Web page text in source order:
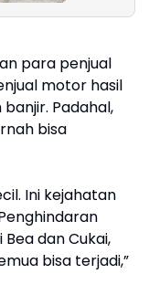
Laut
Perairan
Ilegal
para penjual
motor hasil
Padahal,
bisa
Ini kejahatan
dan Cukai,
bisa terjadi,”